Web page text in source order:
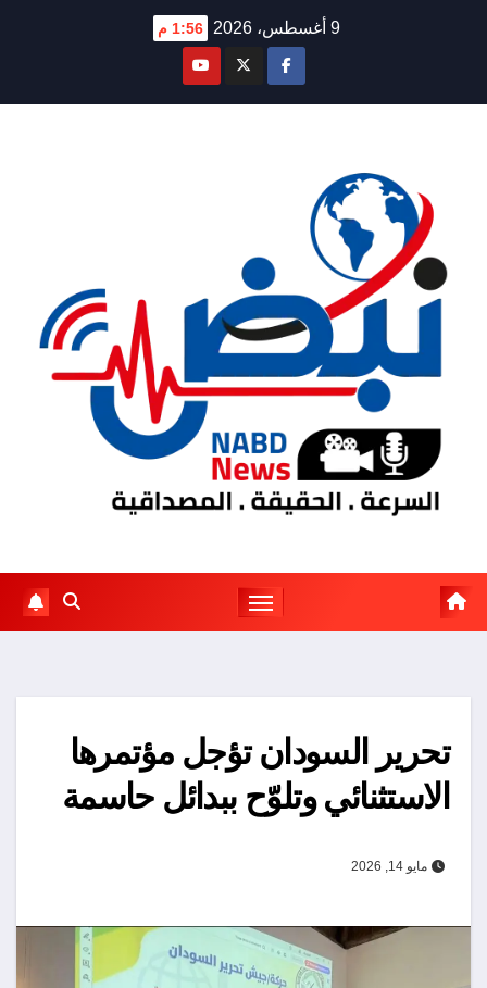
9 أغسطس، 2026 1:56 م
تحرير السودان تؤجل مؤتمرها
الاستثنائي وتلوّح ببدائل حاسمة
مايو 14, 2026